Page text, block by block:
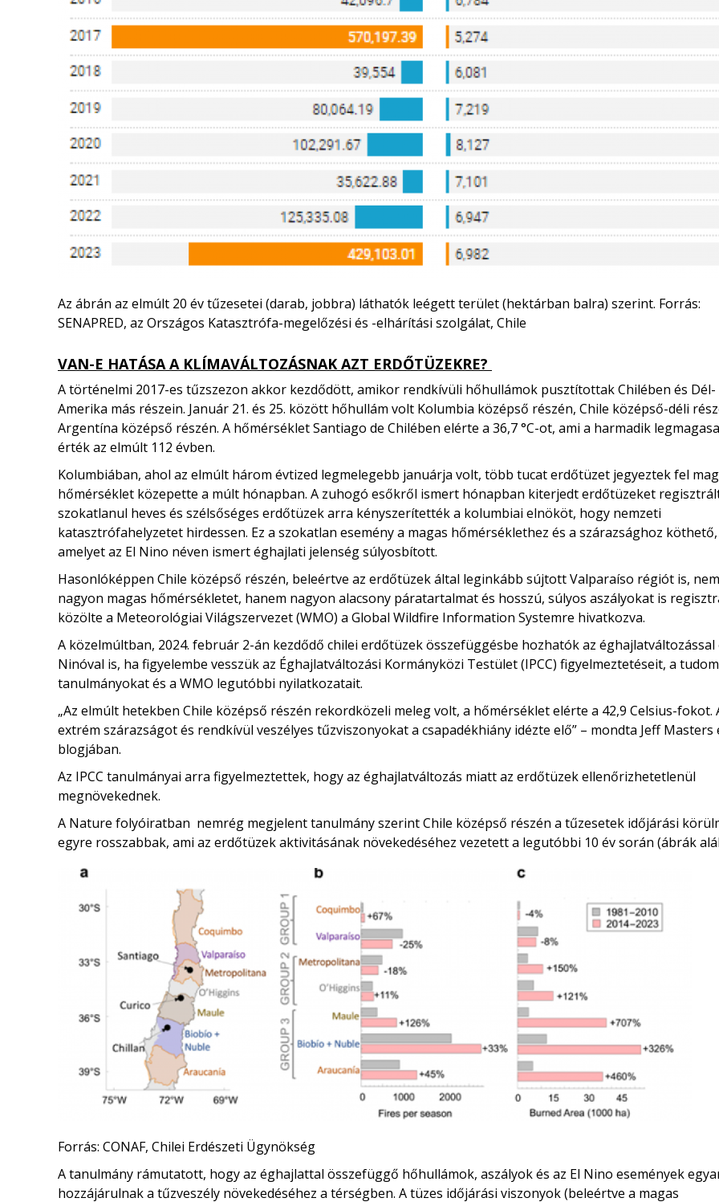
Az ábrán az elmúlt 20 év tűzesetei (darab, jobbra) láthatók leégett terület (hektárban balra) szerint. Forrás:
SENAPRED, az Országos Katasztrófa-megelőzési és -elhárítási szolgálat, Chile
VAN-E HATÁSA A KLÍMAVÁLTOZÁSNAK AZT ERDŐTÜZEKRE?
A történelmi 2017-es tűzszezon akkor kezdődött, amikor rendkívüli hőhullámok pusztítottak Chilében és Dél-
Amerika más részein. Január 21. és 25. között hőhullám volt Kolumbia középső részén, Chile középső-déli
Argentína középső részén. A hőmérséklet Santiago de Chilében elérte a 36,7 °C-ot, ami a harmadik
érték az elmúlt 112 évben.
Kolumbiában, ahol az elmúlt három évtized legmelegebb januárja volt, több tucat erdőtüzet jegyeztek fel
hőmérséklet közepette a múlt hónapban. A zuhogó esőkről ismert hónapban kiterjedt erdőtüzeket
szokatlanul heves és szélsőséges erdőtüzek arra kényszerítették a kolumbiai elnököt, hogy nemzeti
katasztrófahelyzetet hirdessen. Ez a szokatlan esemény a magas hőmérséklethez és a szárazsághoz köthető,
amelyet az El Nino néven ismert éghajlati jelenség súlyosbított.
Hasonlóképpen Chile középső részén, beleértve az erdőtüzek által leginkább sújtott Valparaíso régiót is,
nagyon magas hőmérsékletet, hanem nagyon alacsony páratartalmat és hosszú, súlyos aszályokat is
közölte a Meteorológiai Világszervezet (WMO) a Global Wildfire Information Systemre hivatkozva.
A közelmúltban, 2024. február 2-án kezdődő chilei erdőtüzek összefüggésbe hozhatók az éghajlatváltozással
Ninóval is, ha figyelembe vesszük az Éghajlatváltozási Kormányközi Testület (IPCC) figyelmeztetéseit, a
tanulmányokat és a WMO legutóbbi nyilatkozatait.
„Az elmúlt hetekben Chile középső részén rekordközeli meleg volt, a hőmérséklet elérte a 42,9 Celsius-fokot.
extrém szárazságot és rendkívül veszélyes tűzviszonyokat a csapadékhiány idézte elő” – mondta Jeff Masters
blogjában.
Az IPCC tanulmányai arra figyelmeztettek, hogy az éghajlatváltozás miatt az erdőtüzek ellenőrizhetetlenül
megnövekednek.
A Nature folyóiratban nemrég megjelent tanulmány szerint Chile középső részén a tűzesetek időjárási
egyre rosszabbak, ami az erdőtüzek aktivitásának növekedéséhez vezetett a legutóbbi 10 év során (ábrák
Forrás: CONAF, Chilei Erdészeti Ügynökség
A tanulmány rámutatott, hogy az éghajlattal összefüggő hőhullámok, aszályok és az El Nino események
hozzájárulnak a tűzveszély növekedéséhez a térségben. A tüzes időjárási viszonyok (beleértve a magas